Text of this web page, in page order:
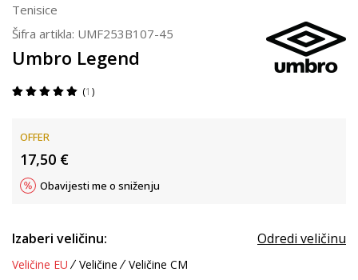
Tenisice
Šifra artikla: UMF253B107-45
Umbro Legend
1
OFFER
17,50 €
Obavijesti me o sniženju
Izaberi veličinu: Odredi veličinu
Veličine EU Veličine Veličine CM